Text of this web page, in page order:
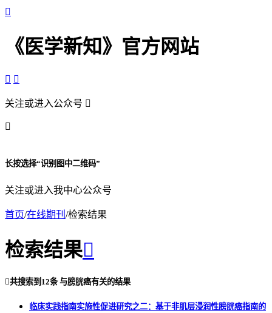

《医学新知》官方网站
 
关注或进入公众号 

长按选择“识别图中二维码”
关注或进入我中心公众号
首页/在线期刊 /检索结果
检索结果
共搜索到 12条与膀胱癌有关的结果
临床实践指南实施性促进研究之二：基于非肌层浸润性膀胱癌指南的